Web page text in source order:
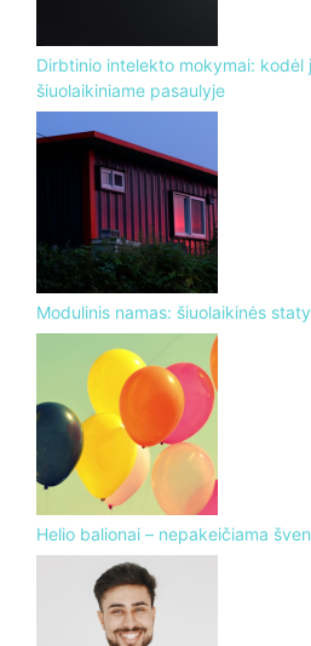
Dirbtinio intelekto mokymai:
šiuolaikiniame pasaulyje
Modulinis namas: šiuolaikinės
Helio balionai – nepakeičiama